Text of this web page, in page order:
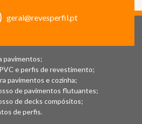
geral@revesperfil.pt
pavimentos;
e perfis de revestimento;
pavimentos e cozinha;
de pavimentos flutuantes;
de decks compósitos;
de perfis.